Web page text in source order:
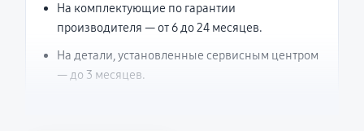
На комплектующие по гарантии
производителя — от 6 до 24 месяцев.
На детали, установленные сервисным центром
— до 3 месяцев.